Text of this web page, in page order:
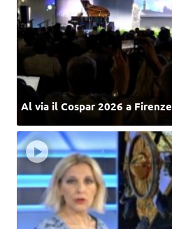
Al via il Cospar 2026 a Firenze